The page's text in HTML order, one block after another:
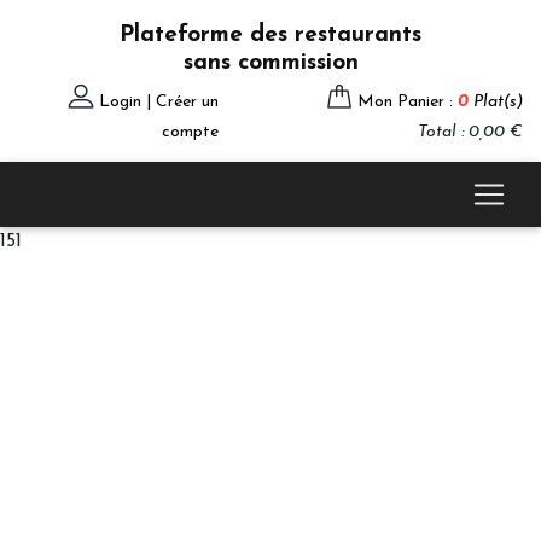
Plateforme des restaurants
sans commission
Login | Créer un
compte
Mon Panier : 0 Plat(s)
Total : 0,00 €
151